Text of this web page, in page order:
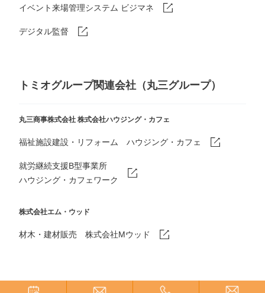
イベント来場管理システム ビジマネ
デジタル監督
トミオグループ関連会社（丸三グループ）
丸三商事株式会社 株式会社ハウジング・カフェ
福祉施設建設・リフォーム ハウジング・カフェ
就労継続支援B型事業所
ハウジング・カフェワーク
株式会社エム・ウッド
材木・建材販売 株式会社Mウッド